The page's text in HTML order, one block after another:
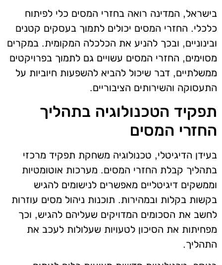
בישראל, המדינה רואה בחזרי המסים כלי לפיתוח
כלכלי. החזרי המסים יכולים לתמוך בעסקים קטנים
ובינוניים, ובכך להניע את הכלכלה המקומית. במקרים
מסוימים, החזרי המסים עשויים גם לתמוך בפרויקטים
ממשלתיים, דבר שיכול להביא להשפעות חיוביות על
התעסוקה והשירותים הציבוריים.
תפקיד הטכנולוגיה בתהליך
החזרי המסים
בעידן הדיגיטלי, טכנולוגיה משחקת תפקיד מרכזי
בתהליך קבלת החזרי המסים. מערכות אוטומטיות
וממשקים דיגיטליים מאפשרים לנישומים להגיש
בקשות בקלות ובמהירות. תוכנות ניהול מסים עוזרות
לחשב את הסכומים המדויקים שעליהם להגיש, וכך
מפחיתות את הסיכון לטעויות שעלולות לעכב את
התהליך.